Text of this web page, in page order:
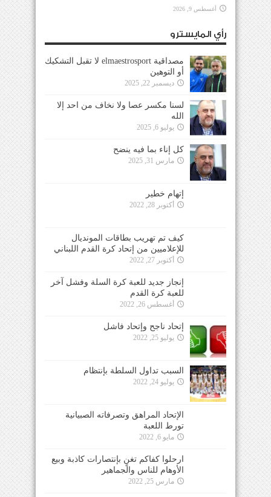
أغسطس 9, 2026
رأي المايسترو
مصداقية elmaestrosport لا تقبل التشكيك
أو التوهين
ديسمبر 22, 2025
لسنا مكسر عصا ولا نخاف من احد إلا
الله
يوليو 6, 2025
كل إناء بما فيه ينضح
مارس 31, 2025
إتهام خطير
أكتوبر 28, 2022
كيف تم تهريب بطاقات المونديال
للإعلاميين من إتحاد كرة القدم اللبناني
أكتوبر 27, 2022
إنجاز جديد للعبة كرة السلة وفشل آخر
للعبة كرة القدم
أغسطس 26, 2022
إتحاد ناجح وإتحاد فاشل
يوليو 25, 2022
السبب تداول السلطة بإنتظام
يوليو 24, 2022
الإتحاد المراهق وتصرفاته الصبيانية
تورط اللعبة
مايو 6, 2022
ارحلوا كفاكم تغنٍ بإنتصارات كاذبة وبيع
الأوهام للناس والجماهير
مارس 25, 2022